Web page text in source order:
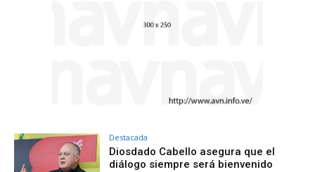
Destacada
Diosdado Cabello asegura que el
diálogo siempre será bienvenido